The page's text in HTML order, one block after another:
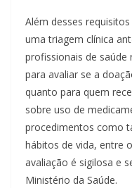
Além desses
uma triagem clínica
profissionais de saúde
para avaliar se a
quanto para quem
sobre uso de
procedimentos como
hábitos de vida, entre
avaliação é sigilosa e
Ministério da Saúde.